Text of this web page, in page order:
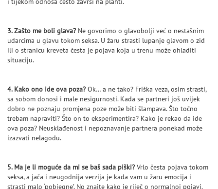
3. Zašto me boli glava? Ne govorimo o glavobolji već o nestašnim
udarcima u glavu tokom seksa. U žaru strasti lupanje glavom o zid
ili o stranicu kreveta česta je pojava koja u trenu može ohladiti
situaciju.
4. Kako ono ide ova poza? Ok… a ne tako? Friška veza, osim strasti,
sa sobom donosi i male nesigurnosti. Kada se partneri još uvijek
dobro ne poznaju promjena poze može biti šlampava. Što točno
trebam napraviti? Što on to eksperimentira? Kako je rekao da ide
ova poza? Neusklađenost i nepoznavanje partnera ponekad može
izazvati nelagodu.
5. Ma je li moguće da mi se baš sada piški? Vrlo česta pojava tokom
seksa, a jača i neugodnija verzija je kada vam u žaru emocija i
strasti malo ‘pobjegne’. No znajte kako je riječ o normalnoj pojavi.